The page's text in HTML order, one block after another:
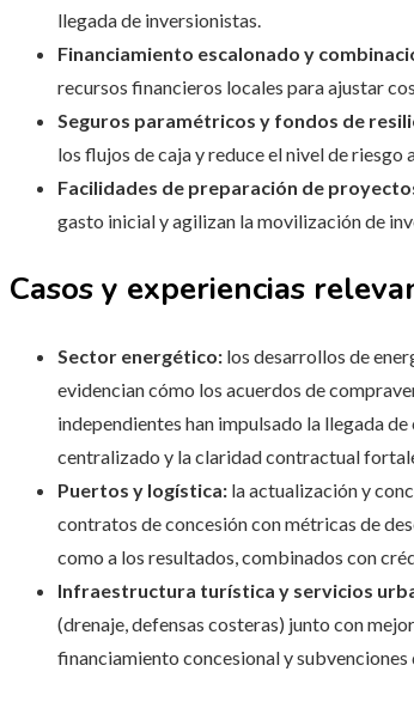
llegada de inversionistas.
Financiamiento escalonado y
recursos financieros locales para ajustar
Seguros paramétricos y fondos de
los flujos de caja y reduce el nivel de riesgo
Facilidades de preparación de
gasto inicial y agilizan la movilización de
Casos y experiencias
Sector energético: los desarrollos de
evidencian cómo los acuerdos de
independientes han impulsado la llegada
centralizado y la claridad contractual
Puertos y logística: la actualización y
contratos de concesión con métricas de
como a los resultados, combinados con
Infraestructura turística y servicios
(drenaje, defensas costeras) junto con
financiamiento concesional y